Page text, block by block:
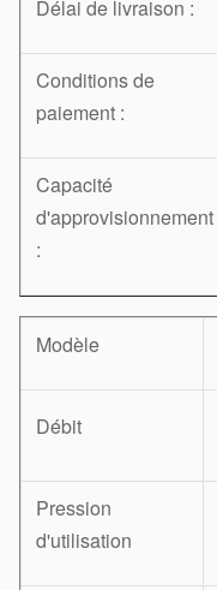
Délai de livraison :
Conditions de
paiement :
Capacité
d'approvisionnement
:
Modèle
Débit
Pression
d'utilisation